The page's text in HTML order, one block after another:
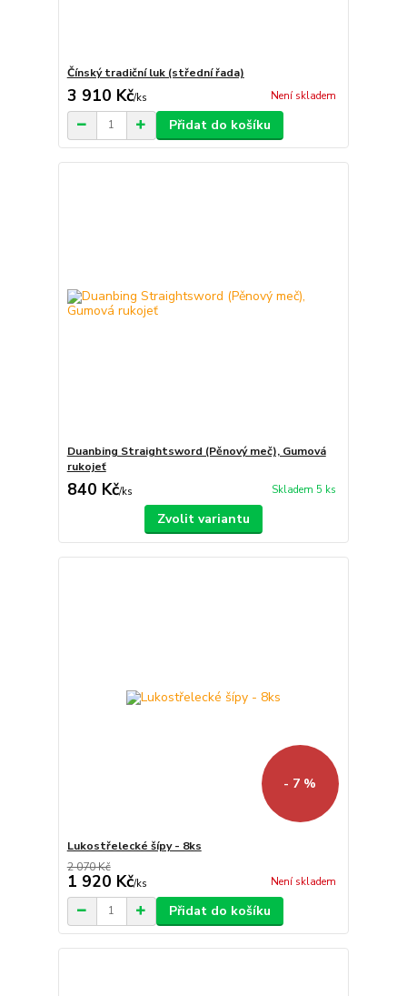
Čínský tradiční luk (střední řada)
3 910 Kč/ks Není skladem
Přidat do košíku
Duanbing Straightsword (Pěnový meč), Gumová
rukojeť
840 Kč/ks Skladem 5 ks
Zvolit variantu
- 7 %
Lukostřelecké šípy - 8ks
2 070 Kč
1 920 Kč/ks Není skladem
Přidat do košíku